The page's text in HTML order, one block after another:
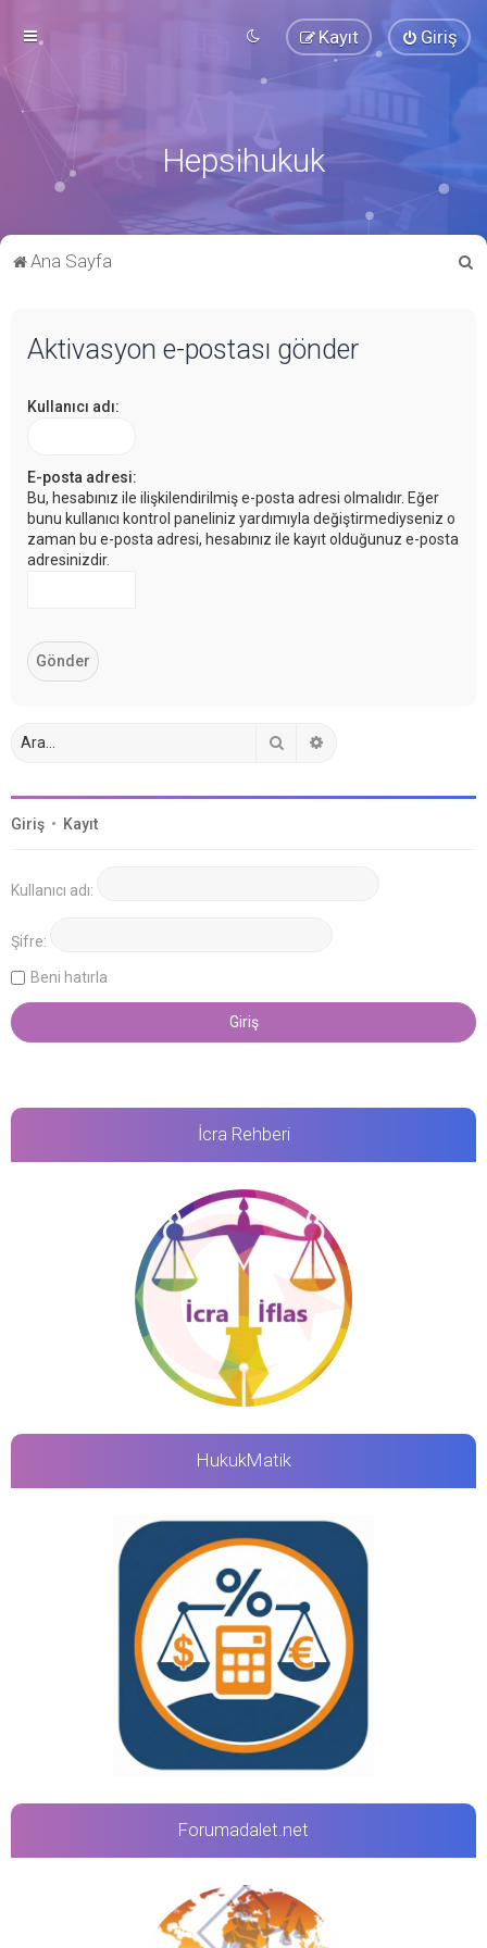
Giriş
Kayıt
Hepsihukuk
Ana Sayfa
Aktivasyon e-postası gönder
Kullanıcı adı:
E-posta adresi:
Bu, hesabınız ile ilişkilendirilmiş e-posta adresi olmalıdır. Eğer
bunu kullanıcı kontrol paneliniz yardımıyla değiştirmediyseniz o
zaman bu e-posta adresi, hesabınız ile kayıt olduğunuz e-posta
adresinizdir.
Giriş • Kayıt
Kullanıcı adı:
Şifre:
Beni hatırla
İcra Rehberi
HukukMatik
Forumadalet.net